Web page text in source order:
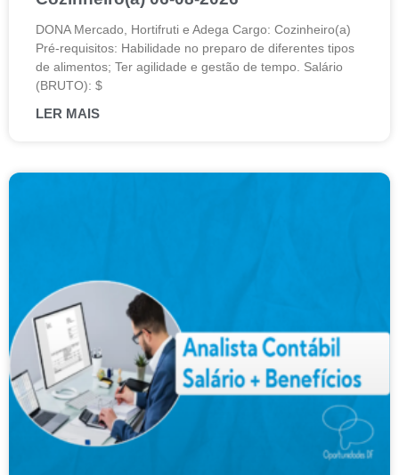
DONA Mercado, Hortifruti e Adega Cargo: Cozinheiro(a)
Pré-requisitos: Habilidade no preparo de diferentes tipos
de alimentos; Ter agilidade e gestão de tempo. Salário
(BRUTO): $
LER MAIS